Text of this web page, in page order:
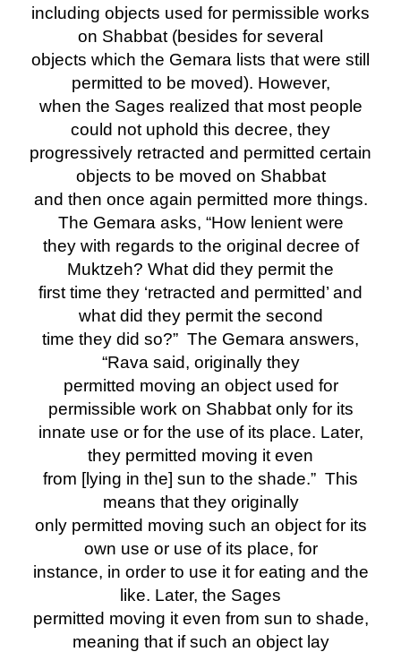
including objects used for permissible works
on Shabbat (besides for several
objects which the Gemara lists that were still
permitted to be moved). However,
when the Sages realized that most people
could not uphold this decree, they
progressively retracted and permitted certain
objects to be moved on Shabbat
and then once again permitted more things.
The Gemara asks, “How lenient were
they with regards to the original decree of
Muktzeh? What did they permit the
first time they ‘retracted and permitted’ and
what did they permit the second
time they did so?” The Gemara answers,
“Rava said, originally they
permitted moving an object used for
permissible work on Shabbat only for its
innate use or for the use of its place. Later,
they permitted moving it even
from [lying in the] sun to the shade.” This
means that they originally
only permitted moving such an object for its
own use or use of its place, for
instance, in order to use it for eating and the
like. Later, the Sages
permitted moving it even from sun to shade,
meaning that if such an object lay